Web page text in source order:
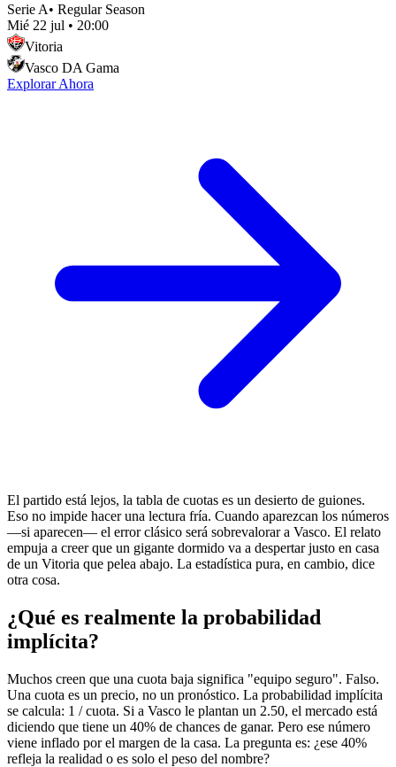
Serie A• Regular Season
Mié 22 jul • 20:00
Vitoria
Vasco DA Gama
Explorar Ahora
El partido está lejos, la tabla de cuotas es un desierto de guiones.
Eso no impide hacer una lectura fría. Cuando aparezcan los números
—si aparecen— el error clásico será sobrevalorar a Vasco. El relato
empuja a creer que un gigante dormido va a despertar justo en casa
de un Vitoria que pelea abajo. La estadística pura, en cambio, dice
otra cosa.
¿Qué es realmente la probabilidad
implícita?
Muchos creen que una cuota baja significa "equipo seguro". Falso.
Una cuota es un precio, no un pronóstico. La probabilidad implícita
se calcula: 1 / cuota. Si a Vasco le plantan un 2.50, el mercado está
diciendo que tiene un 40% de chances de ganar. Pero ese número
viene inflado por el margen de la casa. La pregunta es: ¿ese 40%
refleja la realidad o es solo el peso del nombre?